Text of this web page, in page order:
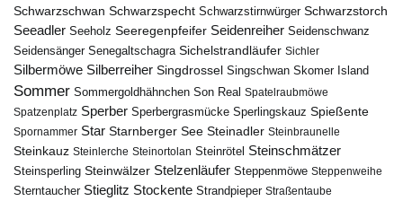
Schwarzschwan Schwarzspecht Schwarzstirnwürger Schwarzstorch
Seeadler Seeholz Seeregenpfeifer Seidenreiher Seidenschwanz
Seidensänger Senegaltschagra Sichelstrandläufer Sichler
Silbermöwe Silberreiher Singdrossel Singschwan Skomer Island
Sommer Sommergoldhähnchen Son Real Spatelraubmöwe
Spatzenplatz Sperber Sperbergrasmücke Sperlingskauz Spießente
Spornammer Star Starnberger See Steinadler Steinbraunelle
Steinkauz Steinlerche Steinortolan Steinrötel Steinschmätzer
Steinsperling Steinwälzer Stelzenläufer Steppenmöwe Steppenweihe
Sterntaucher Stieglitz Stockente Strandpieper Straßentaube